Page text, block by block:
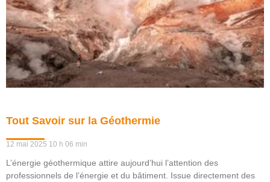
Tout Savoir sur la Géothermie
12 mai 2025 10 h 06 min
L’énergie géothermique attire aujourd’hui l’attention des
professionnels de l’énergie et du bâtiment. Issue directement des